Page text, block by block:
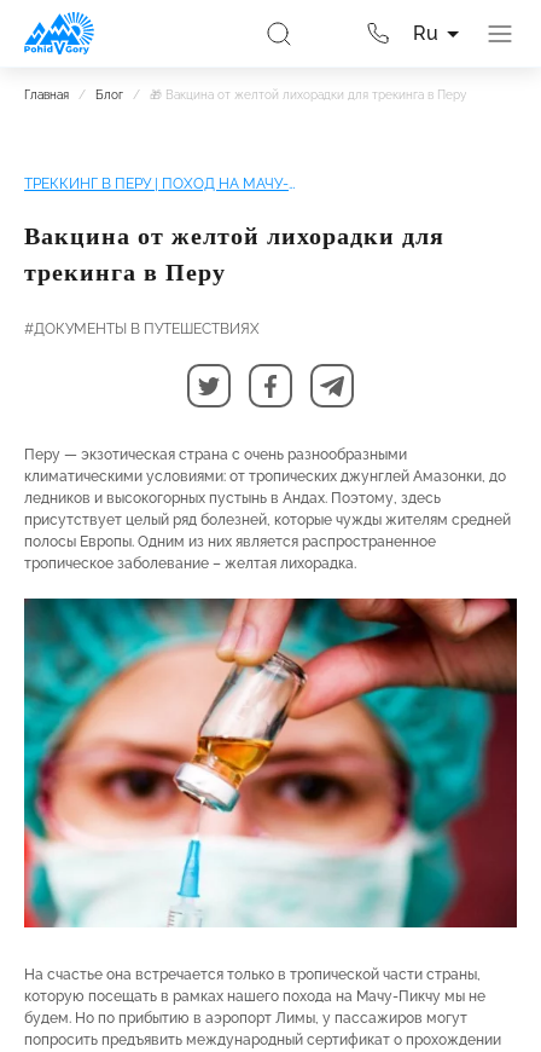
Ru
Главная / Блог / 🎁 Вакцина от желтой лихорадки для трекинга в Перу
ТРЕККИНГ В ПЕРУ | ПОХОД НА МАЧУ-ПИКЧУ
Вакцина от желтой лихорадки для
трекинга в Перу
#ДОКУМЕНТЫ В ПУТЕШЕСТВИЯХ
Перу — экзотическая страна с очень разнообразными
климатическими условиями: от тропических джунглей Амазонки, до
ледников и высокогорных пустынь в Андах. Поэтому, здесь
присутствует целый ряд болезней, которые чужды жителям средней
полосы Европы. Одним из них является распространенное
тропическое заболевание – желтая лихорадка.
На счастье она встречается только в тропической части страны,
которую посещать в рамках нашего похода на Мачу-Пикчу мы не
будем. Но по прибытию в аэропорт Лимы, у пассажиров могут
попросить предъявить международный сертификат о прохождении